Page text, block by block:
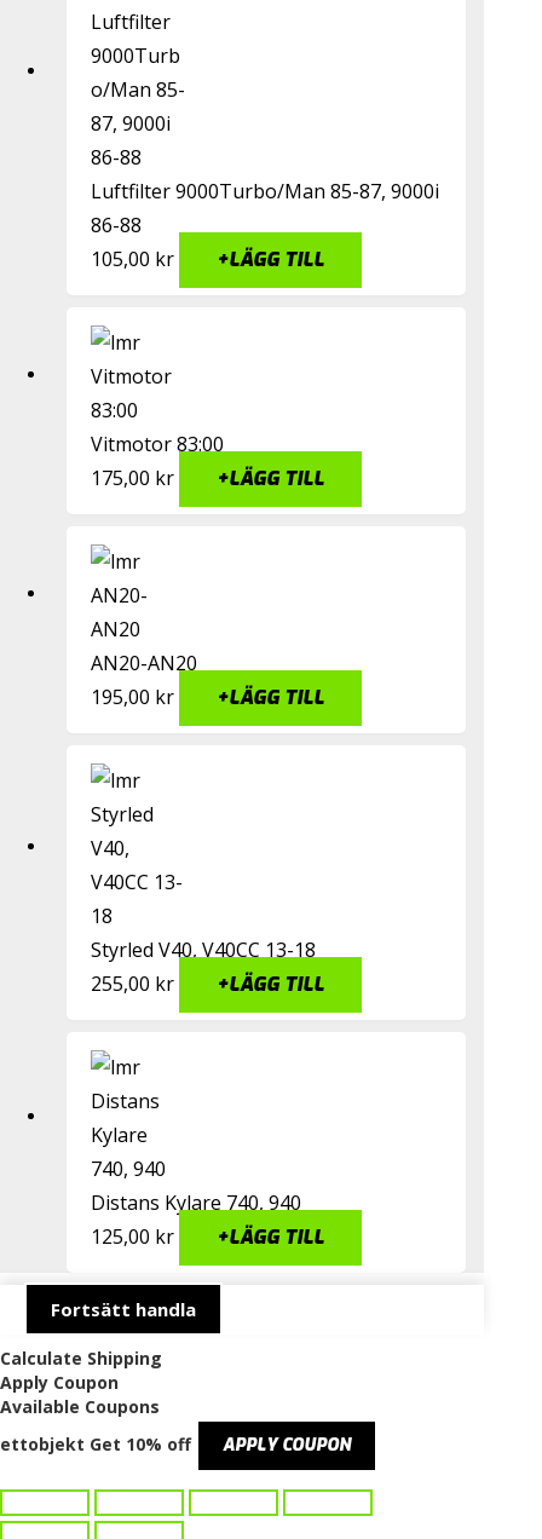
Luftfilter 9000Turbo/Man 85-87, 9000i
86-88
105,00 kr +LÄGG TILL
Vitmotor 83:00
175,00 kr +LÄGG TILL
AN20-AN20
195,00 kr +LÄGG TILL
Styrled V40, V40CC 13-18
255,00 kr +LÄGG TILL
Distans Kylare 740, 940
125,00 kr +LÄGG TILL
Fortsätt handla
Calculate Shipping
Apply Coupon
Available Coupons
ettobjekt Get 10% off APPLY COUPON